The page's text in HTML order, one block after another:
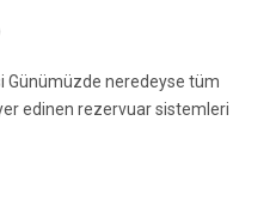
Günümüzde neredeyse tüm
edinen rezervuar sistemleri